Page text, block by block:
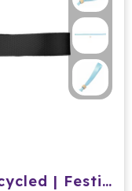
Polsbandje Tarian | Gerecycled | Festival